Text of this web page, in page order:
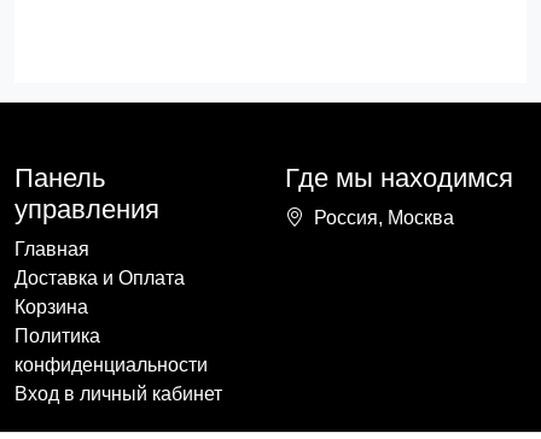
Панель
управления
Главная
Доставка и Оплата
Корзина
Политика
конфиденциальности
Вход в личный кабинет
Где мы находимся
Россия, Москва